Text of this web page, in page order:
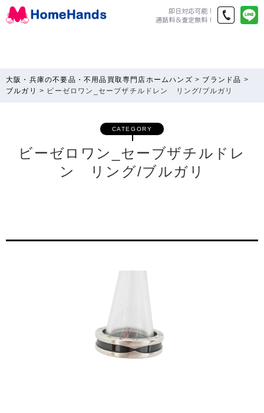
大阪・兵庫の不要品・不用品買取専門店ホームハンズ > ブランド品 >
ブルガリ > ビーゼロワン_セーブザチルドレン リング/ブルガリ
CATEGORY
ビーゼロワン_セーブザチルドレ
ン リング/ブルガリ